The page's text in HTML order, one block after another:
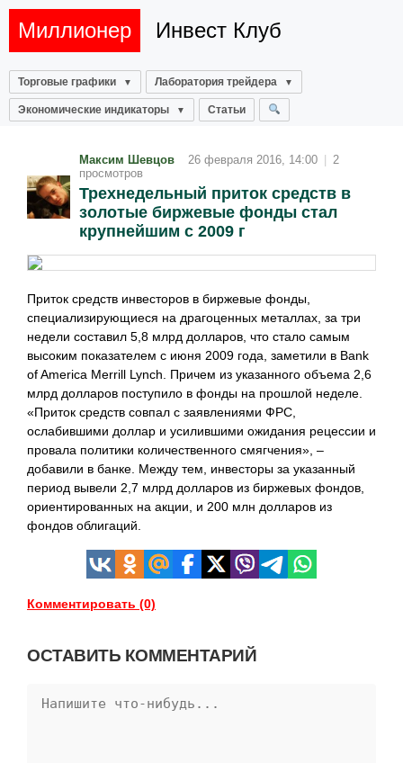
Миллионер Инвест Клуб
Торговые графики Лаборатория трейдера
Экономические индикаторы Статьи
Максим Шевцов 26 февраля 2016, 14:00
2
просмотров
Трехнедельный приток средств в
золотые биржевые фонды стал
крупнейшим с 2009 г
Приток средств инвесторов в биржевые фонды,
специализирующиеся на драгоценных металлах, за три
недели составил 5,8 млрд долларов, что стало самым
высоким показателем с июня 2009 года, заметили в Bank
of America Merrill Lynch. Причем из указанного объема 2,6
млрд долларов поступило в фонды на прошлой неделе.
«Приток средств совпал с заявлениями ФРС,
ослабившими доллар и усилившими ожидания рецессии и
провала политики количественного смягчения», –
добавили в банке. Между тем, инвесторы за указанный
период вывели 2,7 млрд долларов из биржевых фондов,
ориентированных на акции, и 200 млн долларов из
фондов облигаций.
Комментировать (0)
ОСТАВИТЬ КОММЕНТАРИЙ